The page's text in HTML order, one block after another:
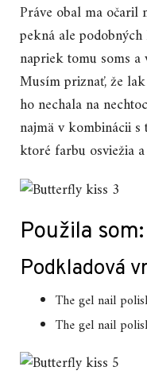
Práve obal ma očaril
pekná ale
napriek tomu soms a
Musím priznať, že
ho nechala na
najmä v kombinácii
ktoré farbu osviežia
Použila som:
Podkladová
The gel nail
The gel nail